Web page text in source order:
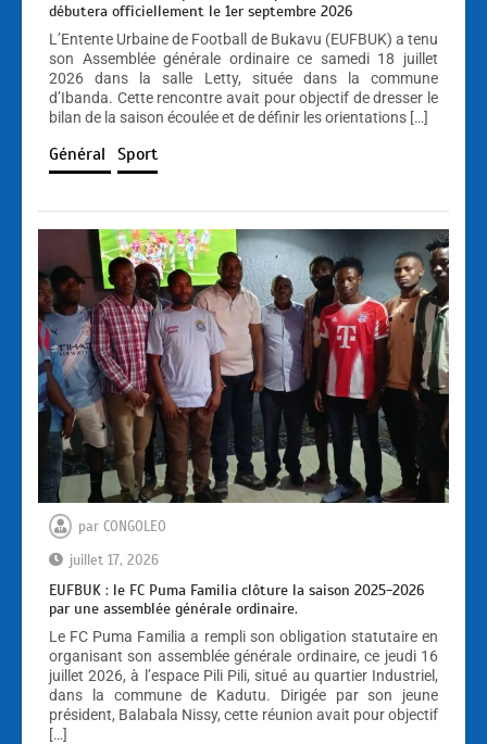
débutera officiellement le 1er septembre 2026
L’Entente Urbaine de Football de Bukavu (EUFBUK) a tenu
son Assemblée générale ordinaire ce samedi 18 juillet
2026 dans la salle Letty, située dans la commune
d’Ibanda. Cette rencontre avait pour objectif de dresser le
bilan de la saison écoulée et de définir les orientations […]
Général Sport
par CONGOLEO
juillet 17, 2026
EUFBUK : le FC Puma Familia clôture la saison 2025-2026
par une assemblée générale ordinaire.
Le FC Puma Familia a rempli son obligation statutaire en
organisant son assemblée générale ordinaire, ce jeudi 16
juillet 2026, à l’espace Pili Pili, situé au quartier Industriel,
dans la commune de Kadutu. Dirigée par son jeune
président, Balabala Nissy, cette réunion avait pour objectif
[…]